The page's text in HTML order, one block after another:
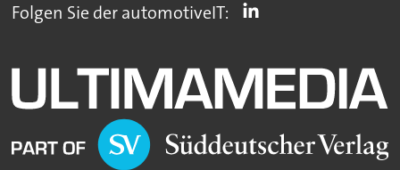
Folgen Sie der automotiveIT: